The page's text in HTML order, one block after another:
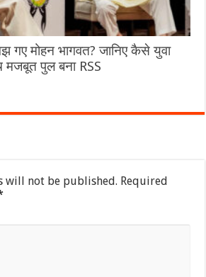
गए मोहन भागवत? जानिए कैसे युवा
मजबूत पुल बना RSS
will not be published. Required